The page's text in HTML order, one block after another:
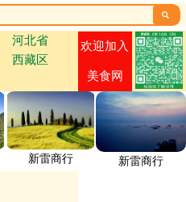

河北省
西藏区
欢迎加入
美食网
新雷商行 新雷商行